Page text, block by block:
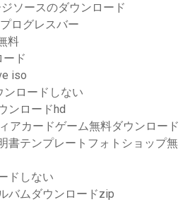
ソースのダウンロード
ログレスバー
料
ード
iso
ンロードしない
ンロードhd
アカードゲーム無料ダウンロード
書テンプレートフォトショップ無
ドしない
バムダウンロードzip